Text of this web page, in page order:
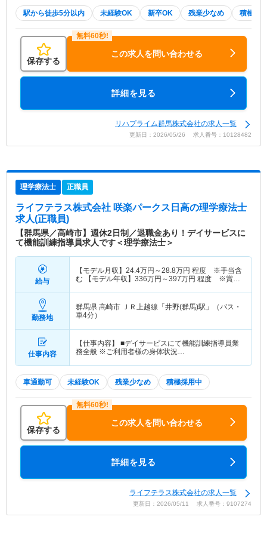
駅から徒歩5分以内 未経験OK 新卒OK 残業少なめ 積極採
保存する
この求人を問い合わせる
詳細を見る
リハプライム群馬株式会社の求人一覧
更新日：2026/05/26 求人番号：10128482
理学療法士 正職員
ライフテラス株式会社 咲楽パークス日高の理学療法士
求人(正職員)
【群馬県／高崎市】週休2日制／退職金あり！デイサービスに
て機能訓練指導員求人です＜理学療法士＞
給与
【モデル月収】 24.4万円～28.8万円 程度 ※手当含
む 【モデル年収】 336万円～397万円 程度 ※賞与
勤務地
群馬県 高崎市 ＪＲ上越線「井野(群馬)駅」（バス・
車4分）
仕事内容
【仕事内容】 ■デイサービスにて機能訓練指導員業
務全般 ※ご利用者様の身体状況…
車通勤可 未経験OK 残業少なめ 積極採用中
保存する
この求人を問い合わせる
詳細を見る
ライフテラス株式会社の求人一覧
更新日：2026/05/11 求人番号：9107274